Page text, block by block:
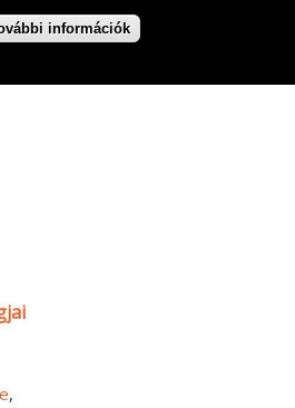
információk
,